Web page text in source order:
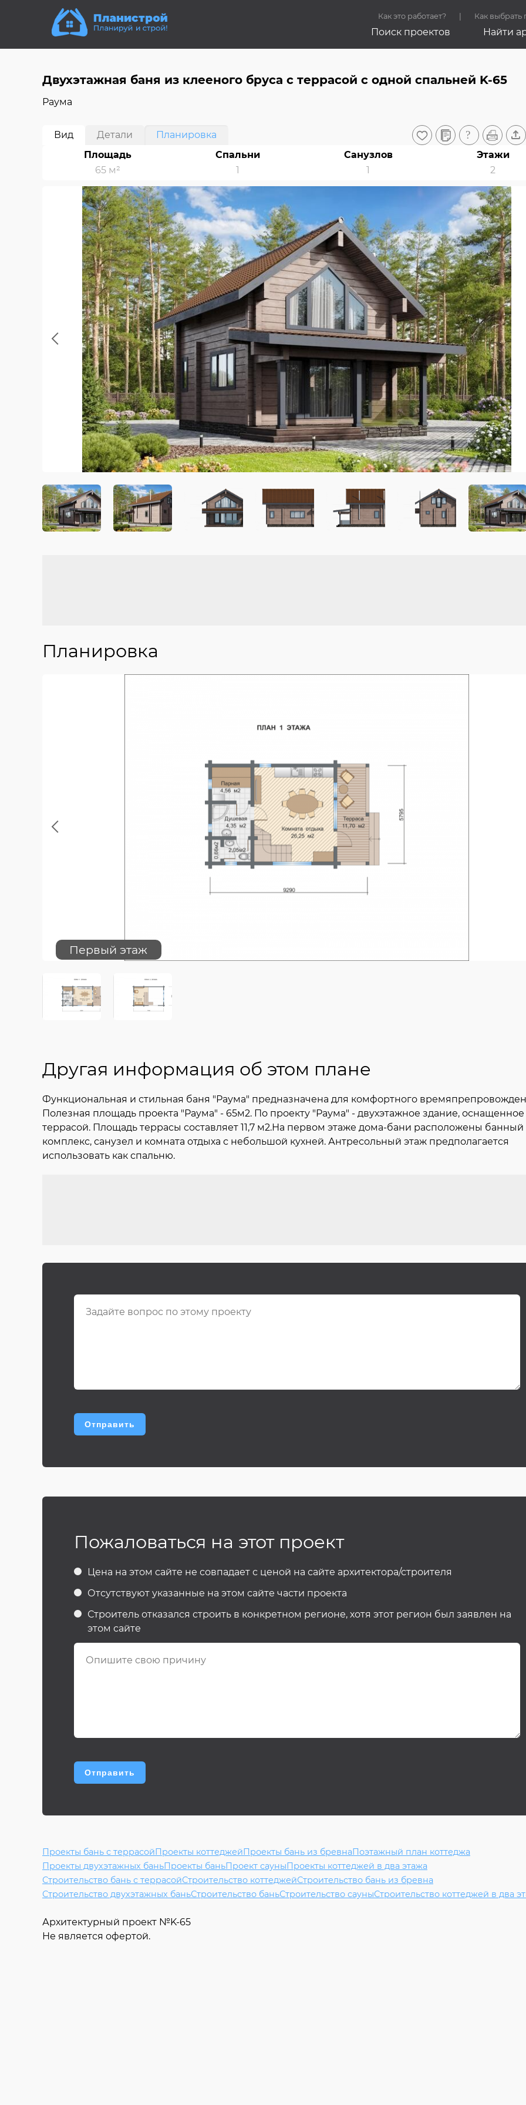
Как это работает? Как выбрать
Поиск проектов Найти
Двухэтажная баня из клееного бруса c террасой с одной спальней K-65
Раума
Вид Детали
Планировка
Площадь
65 м²
Спальни
1
Санузлов
1
Этажи
2
Previous
Планировка
Previous
Первый этаж
Другая информация об этом плане
Функциональная и стильная баня "Раума" предназначена для комфортного
Полезная площадь проекта "Раума" - 65м2. По проекту "Раума" - двухэтажное здание, оснащенное
террасой. Площадь террасы составляет 11,7 м2.На первом этаже дома-бани расположены банный
комплекс, санузел и комната отдыха с небольшой кухней. Антресольный этаж предполагается
использовать как спальню.
Пожаловаться на этот проект
Цена на этом сайте не совпадает с ценой на сайте архитектора/строителя
Отсутствуют указанные на этом сайте части проекта
Строитель отказался строить в конкретном регионе, хотя этот регион был заявлен на
этом сайте
Проекты бань с террасойПроекты коттеджейПроекты бань из бревнаПоэтажный план коттеджа
Проекты двухэтажных баньПроекты баньПроект сауныПроекты коттеджей в два этажа
Строительство бань с террасойСтроительство коттеджейСтроительство бань из бревна
Строительство двухэтажных баньСтроительство баньСтроительство сауныСтроительство коттеджей в два
Архитектурный проект №K-65
Не является офертой.